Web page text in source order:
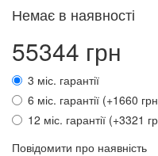
Немає в наявності
55344 грн
3 міс. гарантії
6 міс. гарантії (+1660
12 міс. гарантії (+3321
Повідомити про наявність